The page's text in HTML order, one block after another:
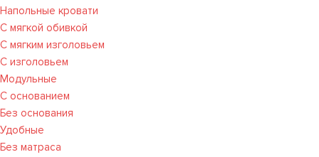
Напольные кровати
С мягкой обивкой
С мягким изголовьем
С изголовьем
Модульные
С основанием
Без основания
Удобные
Без матраса